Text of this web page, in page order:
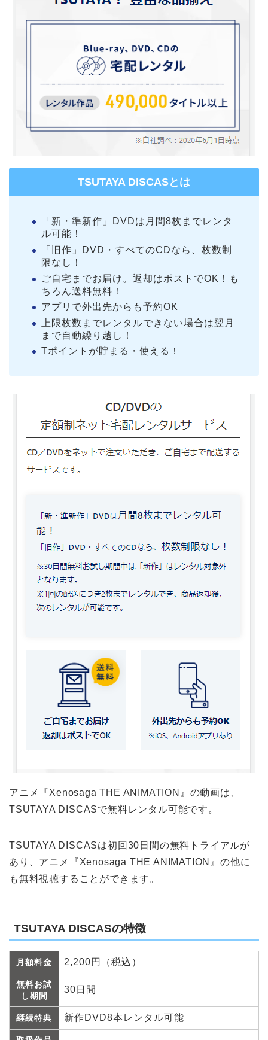
TSUTAYA DISCASとは
「新・準新作」DVDは月間8枚までレンタ
ル可能！
「旧作」DVD・すべてのCDなら、枚数制
限なし！
ご自宅までお届け。返却はポストでOK！も
ちろん送料無料！
アプリで外出先からも予約OK
上限枚数までレンタルできない場合は翌月
まで自動繰り越し！
Tポイントが貯まる・使える！
アニメ『Xenosaga THE ANIMATION』の動画は、
TSUTAYA DISCASで無料レンタル可能です。
TSUTAYA DISCASは初回30日間の無料トライアルが
あり、アニメ『Xenosaga THE ANIMATION』の他に
も無料視聴することができます。
TSUTAYA DISCASの特徴
月額料金 2,200円（税込）
無料お試
し期間
30日間
継続特典 新作DVD8本レンタル可能